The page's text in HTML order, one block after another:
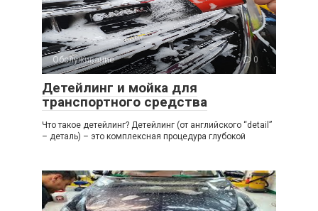
Обслуживание 0
Детейлинг и мойка для
транспортного средства
Что такое детейлинг? Детейлинг (от английского “detail”
– деталь) – это комплексная процедура глубокой